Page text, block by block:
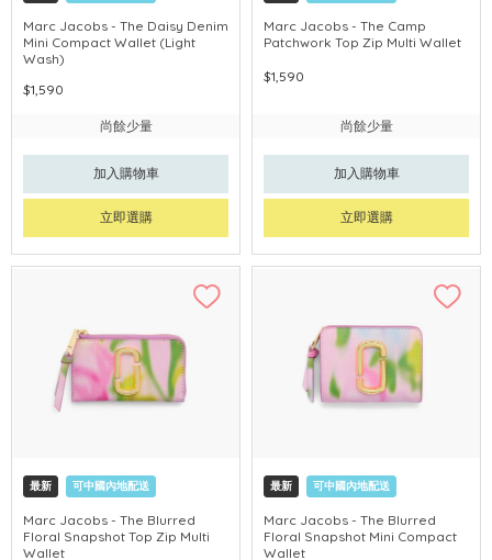
Marc Jacobs - The Daisy Denim
Mini Compact Wallet (Light
Wash)
$1,590
尚餘少量
加入購物車
立即選購
Marc Jacobs - The Camp
Patchwork Top Zip Multi Wallet
$1,590
尚餘少量
加入購物車
立即選購
最新 可中國內地配送
Marc Jacobs - The Blurred
Floral Snapshot Top Zip Multi
Wallet
最新 可中國內地配送
Marc Jacobs - The Blurred
Floral Snapshot Mini Compact
Wallet